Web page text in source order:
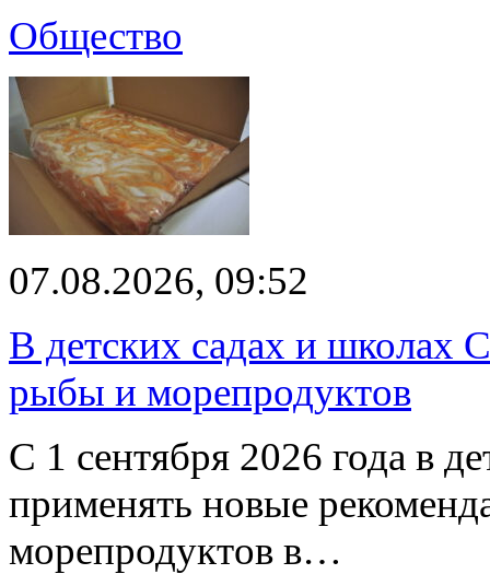
Общество
07.08.2026, 09:52
В детских садах и школах
рыбы и морепродуктов
С 1 сентября 2026 года в
применять новые
морепродуктов в…